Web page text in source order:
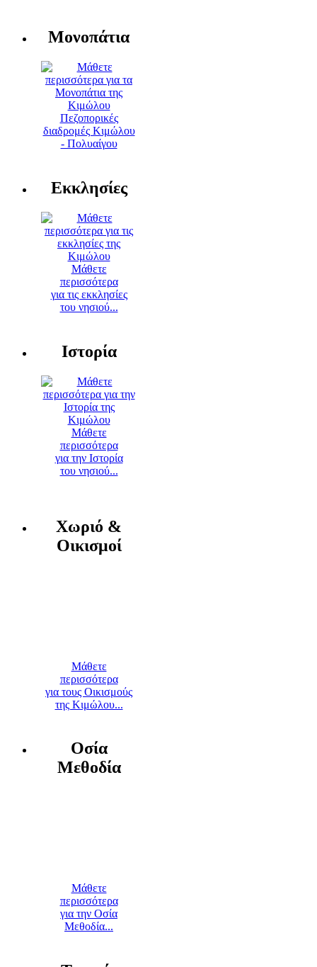
Μονοπάτια
Πεζοπορικές
διαδρομές Κιμώλου
- Πολυαίγου
Εκκλησίες
Μάθετε
περισσότερα
για τις εκκλησίες
του νησιού...
Ιστορία
Μάθετε
περισσότερα
για την Ιστορία
του νησιού...
Χωριό &
Οικισμοί
Μάθετε
περισσότερα
για τους Οικισμούς
της Κιμώλου...
Οσία
Μεθοδία
Μάθετε
περισσότερα
για την Οσία
Μεθοδία...